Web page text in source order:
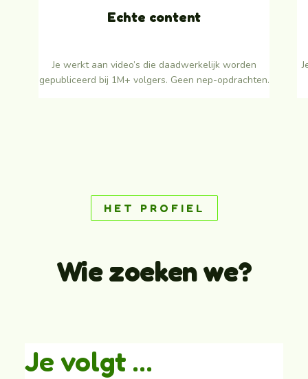
Echte content
Je werkt aan video’s die daadwerkelijk worden
gepubliceerd bij 1M+ volgers. Geen nep-opdrachten.
HET PROFIEL
Wie zoeken we?
Je volgt …